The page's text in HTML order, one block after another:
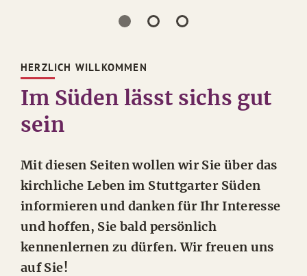
HERZLICH WILLKOMMEN
Im Süden lässt sichs gut
sein
Mit diesen Seiten wollen wir Sie über das
kirchliche Leben im Stuttgarter Süden
informieren und danken für Ihr Interesse
und hoffen, Sie bald persönlich
kennenlernen zu dürfen. Wir freuen uns
auf Sie!